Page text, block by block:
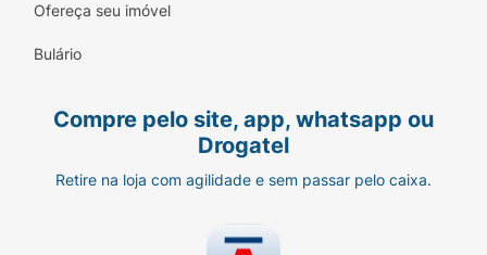
Ofereça seu imóvel
Bulário
Compre pelo site, app, whatsapp ou
Drogatel
Retire na loja com agilidade e sem passar pelo caixa.